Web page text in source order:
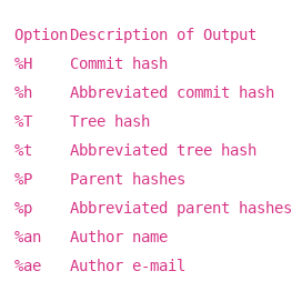
OptionDescription of Output
%H
Commit hash
%h
Abbreviated commit hash
%T
Tree hash
%t
Abbreviated tree hash
%P
Parent hashes
%p
Abbreviated parent hashes
%an
Author name
%ae
Author e-mail